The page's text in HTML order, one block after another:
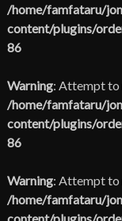
/home/famfataru/
content/plugins/
86
Warning: Attempt to
/home/famfataru/
content/plugins/
86
Warning: Attempt to
/home/famfataru/
content/plugins/